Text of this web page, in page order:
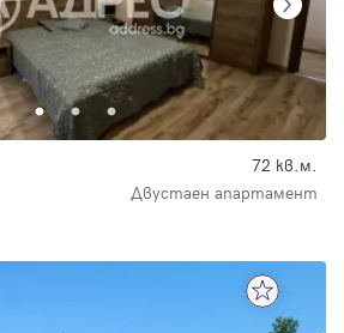
72 кв.м.
Двустаен апартамент